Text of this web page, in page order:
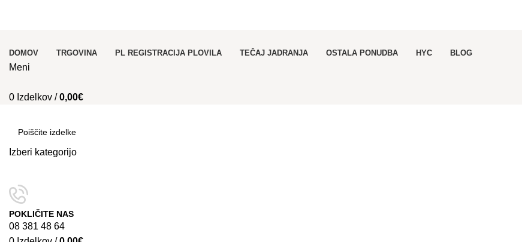
DOMOV TRGOVINA PL REGISTRACIJA PLOVILA TEČAJ JADRANJA OSTALA PONUDBA HYC BLOG
Meni
0 Izdelkov / 0,00€
Izberi kategorijo
POKLIČITE NAS
08 381 48 64